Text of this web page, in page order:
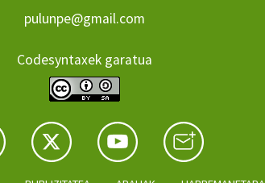
pulunpe@gmail.com
Codesyntaxek garatua